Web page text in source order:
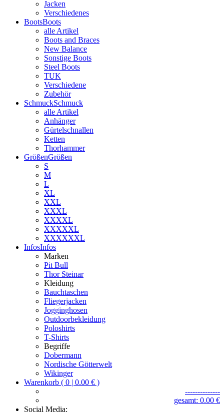
Jacken
Verschiedenes
BootsBoots
alle Artikel
Boots and Braces
New Balance
Sonstige Boots
Steel Boots
TUK
Verschiedene
Zubehör
SchmuckSchmuck
alle Artikel
Anhänger
Gürtelschnallen
Ketten
Thorhammer
GrößenGrößen
S
M
L
XL
XXL
XXXL
XXXXL
XXXXXL
XXXXXXL
InfosInfos
Marken
Pit Bull
Thor Steinar
Kleidung
Bauchtaschen
Fliegerjacken
Jogginghosen
Outdoorbekleidung
Poloshirts
T-Shirts
Begriffe
Dobermann
Nordische Götterwelt
Wikinger
Warenkorb ( 0 | 0.00 € )
--------------
gesamt: 0.00 €
Social Media: